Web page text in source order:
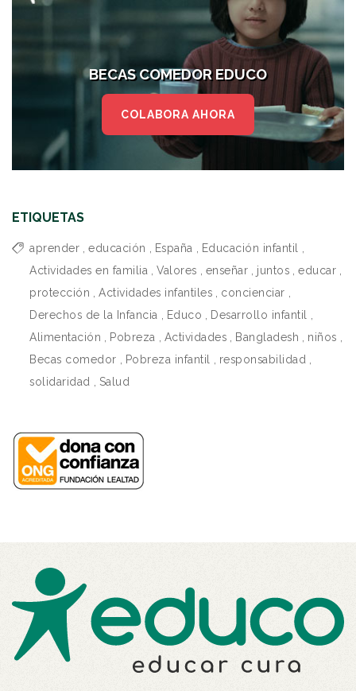
BECAS COMEDOR EDUCO
COLABORA AHORA
ETIQUETAS
aprender , educación , España , Educación infantil ,
Actividades en familia , Valores , enseñar , juntos , educar ,
protección , Actividades infantiles , concienciar ,
Derechos de la Infancia , Educo , Desarrollo infantil ,
Alimentación , Pobreza , Actividades , Bangladesh , niños ,
Becas comedor , Pobreza infantil , responsabilidad ,
solidaridad , Salud